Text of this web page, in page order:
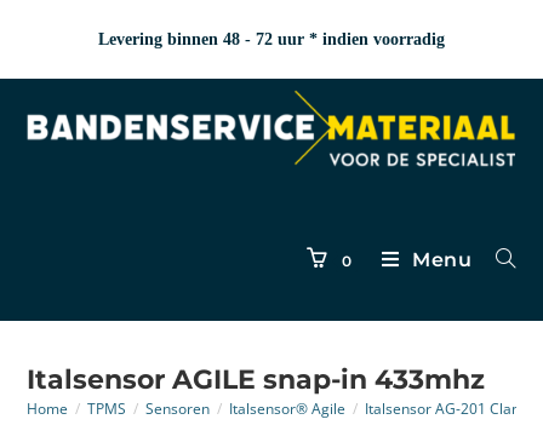
Levering binnen 48 - 72 uur * indien voorradig
0 Menu
Italsensor AGILE snap-in 433mhz
Home / TPMS / Sensoren / Italsensor® Agile / Italsensor AG-201